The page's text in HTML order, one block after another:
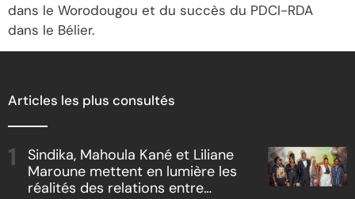
dans le Worodougou et du succès du PDCI-RDA
dans le Bélier.
Articles les plus consultés
Sindika, Mahoula Kané et Liliane
Maroune mettent en lumière les
réalités des relations entre